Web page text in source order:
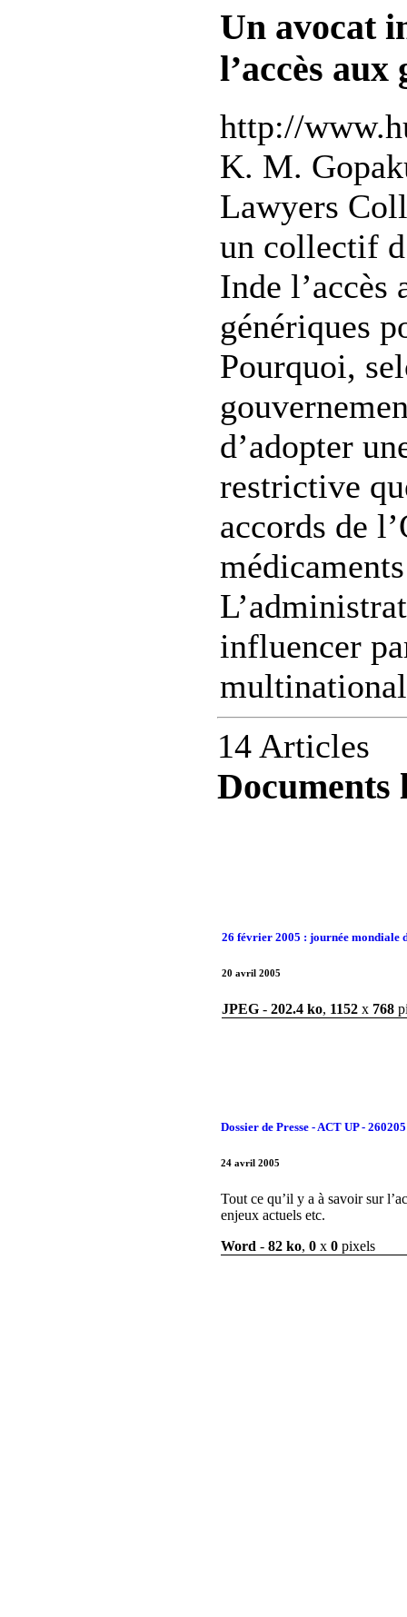
Un avocat
l’accès
http://
K. M.
Lawyers
un collectif
Inde l’accès
génériques
Pourquoi,
d’adopter
restrictive
accords de
influencer
14 Articles
Documents
26 février 2005 : journée mondiale
20 avril 2005
JPEG - 202.4 ko, 1152 x 768
Dossier de Presse - ACT UP - 260205
24 avril 2005
Tout ce qu’il y a à savoir sur
enjeux actuels etc.
Word - 82 ko, 0 x 0 pixels